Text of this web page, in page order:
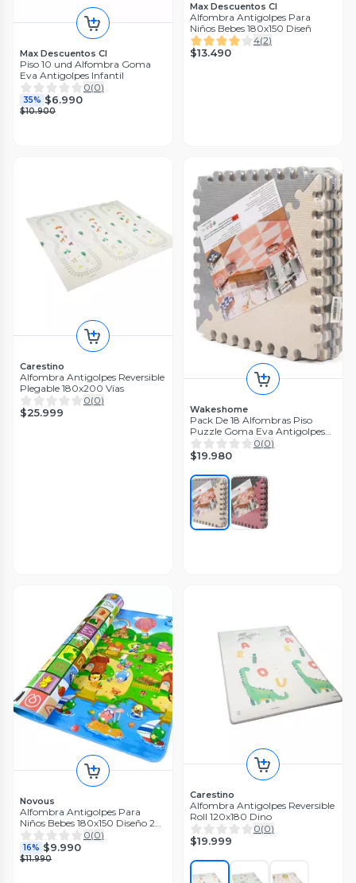
Max Descuentos Cl
Piso 10 und Alfombra Goma
Eva Antigolpes Infantil
0(0)
35% $6.990
$10.900
Max Descuentos Cl
Alfombra Antigolpes Para
Niños Bebes 180x150 Diseñ
4(2)
$13.490
Carestino
Alfombra Antigolpes Reversible
Plegable 180x200 Vías
0(0)
$25.999 Wakeshome
Pack De 18 Alfombras Piso
Puzzle Goma Eva Antigolpes
36x36cm
0(0)
$19.980
Novous
Alfombra Antigolpes Para
Niños Bebes 180x150 Diseño 2
Lados
0(0)
16% $9.990
$11.990
Carestino
Alfombra Antigolpes Reversible
Roll 120x180 Dino
0(0)
$19.999